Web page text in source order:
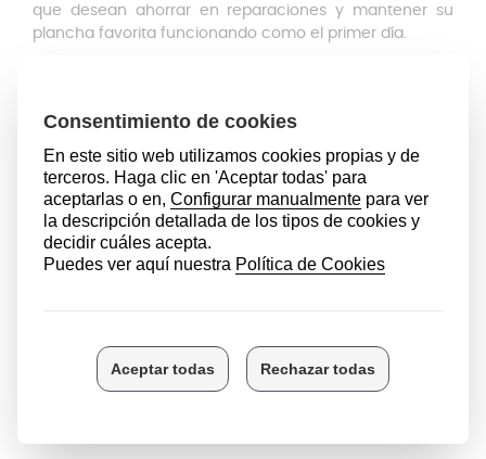
que desean ahorrar en reparaciones y mantener su
plancha favorita funcionando como el primer día.
las placas calefactoras. Si tu GHD se apagó
este pequeño componente haya cumplido su función
de seguridad.
Por otro lado, el cable de alimentación es el encargado
de llevar la energía al dispositivo. Con el tiempo, puede
sufrir cortes, dobleces o deterioro por el uso. Nuestro
pack de repuestoGHD
es compatible con los